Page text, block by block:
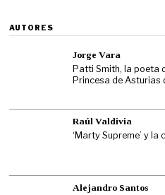
AUTORES
Jorge Vara
Patti Smith, la poeta
Princesa de Asturias
Raúl Valdivia
‘Marty Supreme’ y
Alejandro Santos